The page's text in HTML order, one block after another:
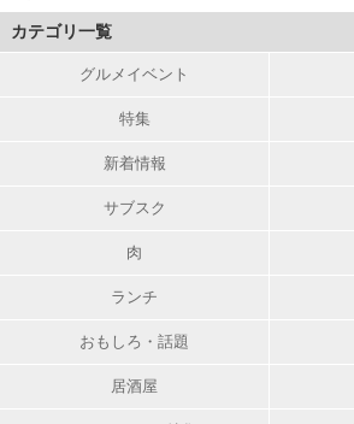
カテゴリ一覧
グルメイベント
特集
新着情報
サブスク
肉
ランチ
おもしろ・話題
居酒屋